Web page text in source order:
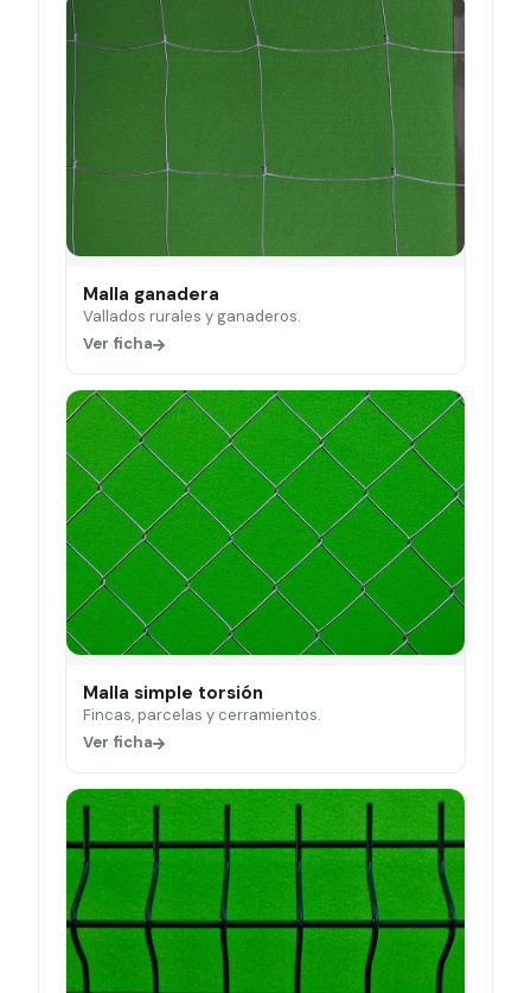
Malla ganadera
Vallados rurales y ganaderos.
Ver ficha
Malla simple torsión
Fincas, parcelas y cerramientos.
Ver ficha